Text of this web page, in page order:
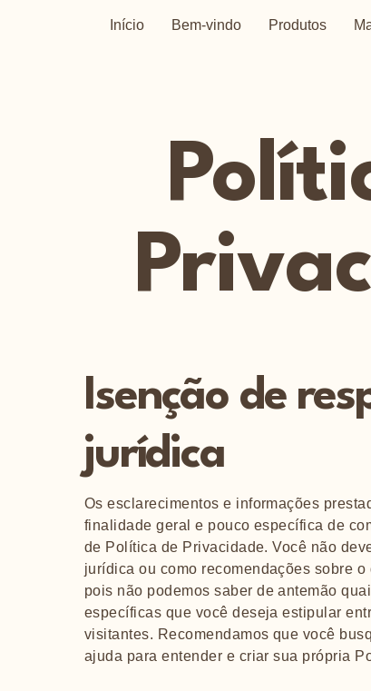
Início Bem-vindo Produtos
Isenção de
jurídica
Os esclarecimentos e informações
finalidade geral e pouco específica de
de Política de Privacidade. Você não
jurídica ou como recomendações sobre
pois não podemos saber de antemão
específicas que você deseja estipular
visitantes. Recomendamos que você
ajuda para entender e criar sua própria